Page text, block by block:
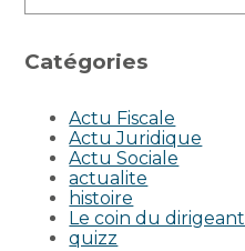
Catégories
Actu Fiscale
Actu Juridique
Actu Sociale
actualite
histoire
Le coin du dirigeant
quizz